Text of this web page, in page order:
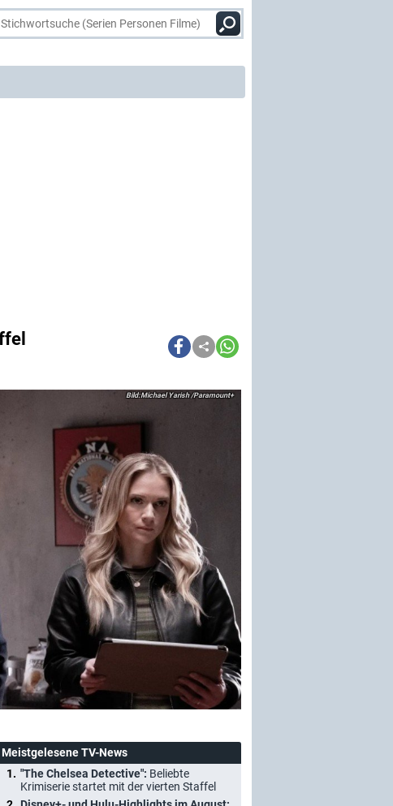
Michael Yarish /Paramount+
Meistgelesene TV-News
"The Chelsea Detective": Beliebte
Krimiserie startet mit der vierten Staffel